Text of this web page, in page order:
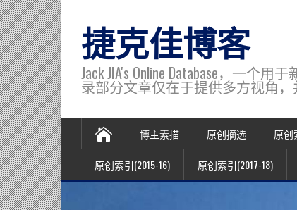
捷克佳博客
Jack JIA's Online Database，一个
录部分文章仅在于提供多方视角，
博主素描 原创摘选 原创
原创索引(2015-16) 原创索引(2017-18)